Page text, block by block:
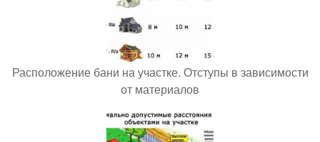
Расположение бани на участке. Отступы в зависимости
от материалов